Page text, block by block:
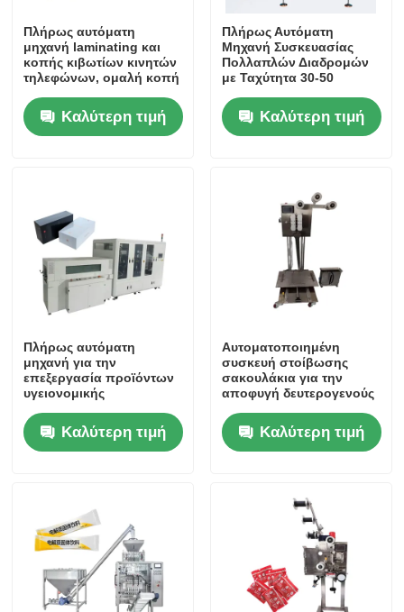
Προϊόντα
Βίντεο
Πλήρως αυτόματη
μηχανή laminating και
κοπής κιβωτίων κινητών
τηλεφώνων, ομαλή κοπή
συσκευασία
Καλύτερη τιμή
Πλήρως Αυτόματη
Μηχανή Συσκευασίας
Πολλαπλών Διαδρομών
με Ταχύτητα 30-50
διαδρομή, Διαστάσεις
1900*1150*1850mm και 1
Έτος Εγγύηση
Καλύτερη τιμή
Πλήρως αυτόματη
μηχανή για την
επεξεργασία προϊόντων
υγειονομικής
έως ± 0,01 mm
Καλύτερη τιμή
Αυτοματοποιημένη
συσκευή στοίβωσης
σακουλάκια για την
αποφυγή δευτερογενούς
Καλύτερη τιμή